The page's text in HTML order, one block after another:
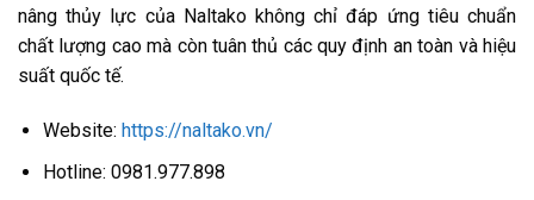
nâng thủy lực của Naltako không chỉ đáp ứng tiêu chuẩn
chất lượng cao mà còn tuân thủ các quy định an toàn và hiệu
suất quốc tế.
Website: https://naltako.vn/
Hotline: 0981.977.898